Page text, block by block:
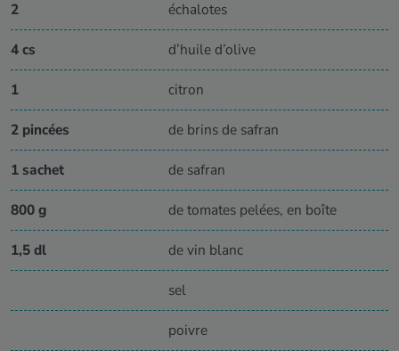
2 échalotes
4 cs d’huile d’olive
1 citron
2 pincées de brins de safran
1 sachet de safran
800 g de tomates pelées, en boîte
1,5 dl de vin blanc
sel
poivre